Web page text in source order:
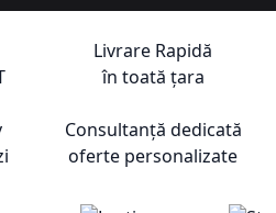
Livrare Rapidă
în toată țara
Consultanță dedicată
oferte personalizate